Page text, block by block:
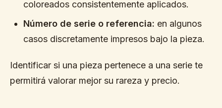
coloreados consistentemente aplicados.
Número de serie o referencia: en algunos
casos discretamente impresos bajo la pieza.
Identificar si una pieza pertenece a una serie te
permitirá valorar mejor su rareza y precio.